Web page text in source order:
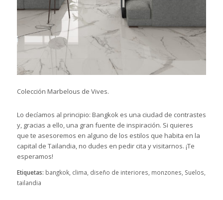
Colección Marbelous de Vives.
Lo decíamos al principio: Bangkok es una ciudad de contrastes
y, gracias a ello, una gran fuente de inspiración. Si quieres
que te asesoremos en alguno de los estilos que habita en la
capital de Tailandia, no dudes en pedir cita y visitarnos. ¡Te
esperamos!
Etiquetas: bangkok, clima diseño de interiores monzones Suelos
tailandia